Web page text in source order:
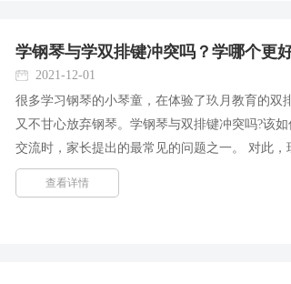
学钢琴与学双排键冲突吗？学哪个更
2021-12-01
很多学习钢琴的小琴童，在体验了玖月教育的双
又不甘心放弃钢琴。学钢琴与双排键冲突吗?该
交流时，家长提出的最常见的问题之一。 对此，
电子管风琴(双排键)演奏家栾冰洋老师有一个特
问题：一个人可以同时学习毛...
查看详情